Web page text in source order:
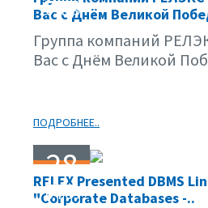
05.09
Вас с Днём Великой
Группа компаний
Вас с Днём Великой
ПОДРОБНЕЕ..
28
04.09
RELEX Presented DBMS
"Corporate Databases -..